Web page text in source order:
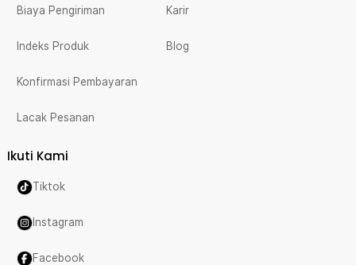
Biaya Pengiriman
Indeks Produk
Konfirmasi Pembayaran
Lacak Pesanan
Karir
Blog
Ikuti Kami
Tiktok
Instagram
Facebook